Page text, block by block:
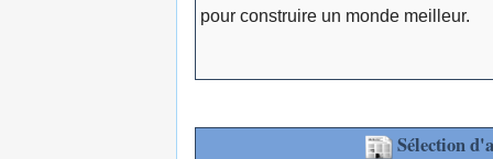
pour construire un monde meilleur.
Sélection